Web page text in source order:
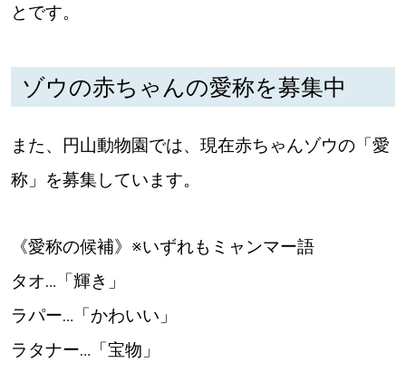
とです。
ゾウの赤ちゃんの愛称を募集中
また、円山動物園では、現在赤ちゃんゾウの「愛
称」を募集しています。
《愛称の候補》※いずれもミャンマー語
タオ…「輝き」
ラパー…「かわいい」
ラタナー…「宝物」